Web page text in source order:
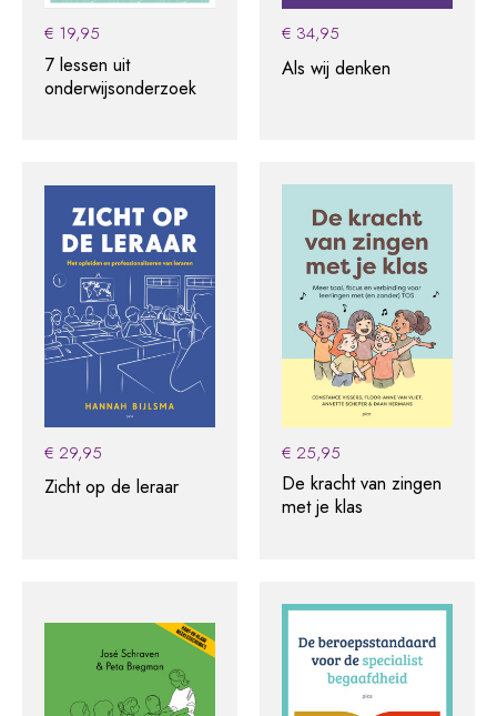
€ 19,95
7 lessen uit
onderwijsonderzoek
€ 34,95
Als wij denken
€ 29,95
Zicht op de leraar
€ 25,95
De kracht van zingen
met je klas